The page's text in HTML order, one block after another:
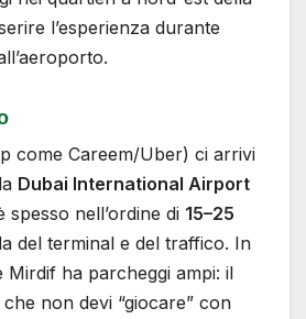
l’esperienza durante
come Careem/Uber) ci arrivi
Dubai International Airport
spesso nell’ordine di 15–25
del terminal e del traffico. In
Mirdif ha parcheggi ampi: il
non devi “giocare” con